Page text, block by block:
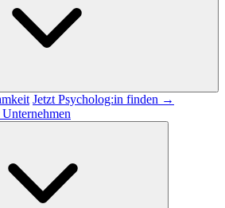
Jetzt Psycholog:in finden →